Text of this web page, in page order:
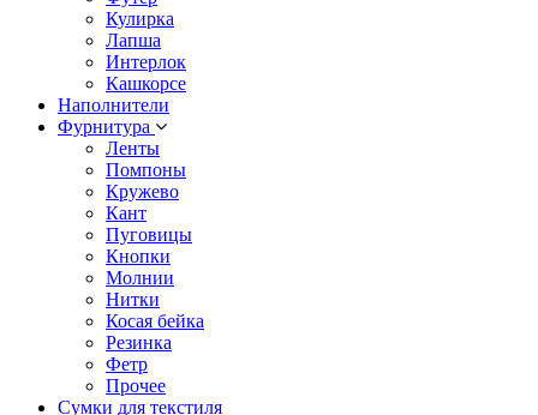
Кулирка
Лапша
Интерлок
Кашкорсе
Наполнители
Фурнитура
Ленты
Помпоны
Кружево
Кант
Пуговицы
Кнопки
Молнии
Нитки
Косая бейка
Резинка
Фетр
Прочее
Сумки для текстиля